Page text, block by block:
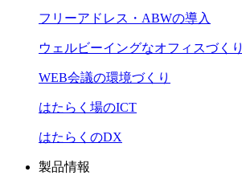
フリーアドレス・ABWの導入
ウェルビーイングなオフィスづくり
WEB会議の環境づくり
はたらく場のICT
はたらくのDX
製品情報